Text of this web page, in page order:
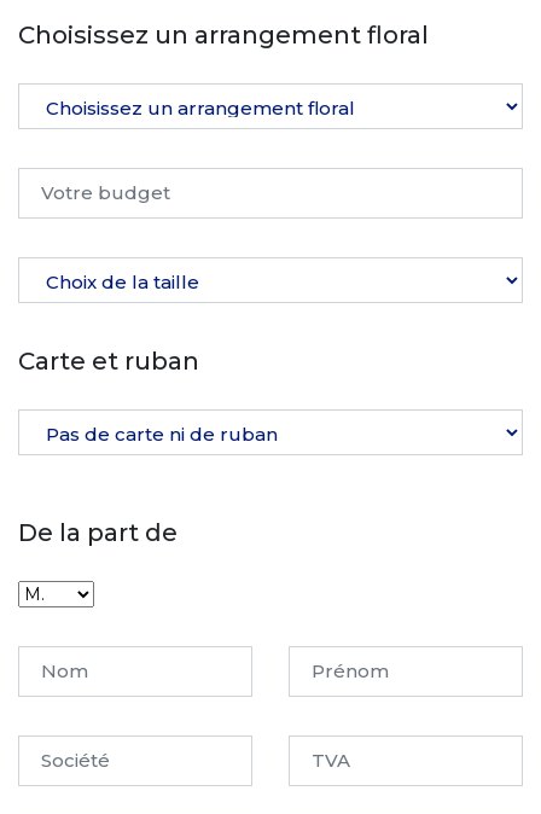
Choisissez un arrangement floral
Carte et ruban
De la part de